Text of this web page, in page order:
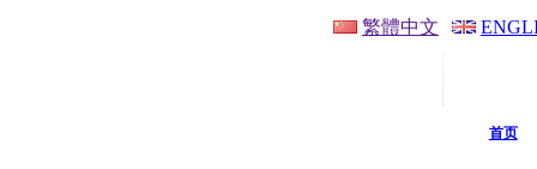
繁體中文
首页